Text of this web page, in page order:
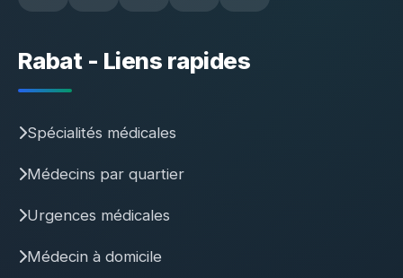
Rabat - Liens rapides
Spécialités médicales
Médecins par quartier
Urgences médicales
Médecin à domicile